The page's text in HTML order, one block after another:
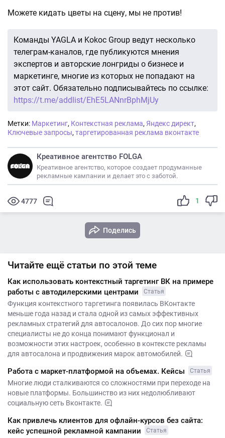
Можете кидать цветы на сцену, мы не против!
Команды YAGLA и Kokoc Group ведут несколько
телеграм-каналов, где публикуются мнения
экспертов и авторские лонгриды о бизнесе и
маркетинге, многие из которых не попадают на
этот сайт. Обязательно подписывайтесь по ссылке:
https://t.me/addlist/EhE5LANnrBphMjUy
Метки: Маркетинг, Контекстная реклама, Яндекс директ,
Ключевые запросы, таргетированная реклама вконтакте
Креативное агентство FOLGA
Креативное агентство, которое создает продуманные
рекламные кампании и делает это с заботой.
4777 1
Поделись
Читайте ещё статьи по этой теме
Как использовать контекстный таргетинг ВК на примере
работы с автодилерскими центрами
Статья
Функция контекстного таргетинга появилась ВКонтакте
меньше года назад и стала одной из самых эффективных
рекламных стратегий для автосалонов. До сих пор многие
специалисты не до конца понимают функционал и
возможности этих настроек, особенно в контексте рекламы
для автосалона и продвижения марок автомобилей.
Работа с маркет-платформой на объемах. Кейсы Статья
Многие люди сталкиваются со сложностями при переходе на
новые платформы. Большинство из них недолюбливают
социальную сеть Вконтакте.
Как привлечь клиентов для офлайн-курсов без сайта:
кейс успешной рекламной кампании
Статья